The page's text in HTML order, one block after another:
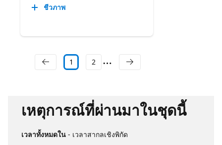
ชีวภาพ
1 2
เหตุการณ์ที่ผ่านมาในชุดนี้
เวลาทั้งหมดใน - เวลาสากลเชิงพิกัด